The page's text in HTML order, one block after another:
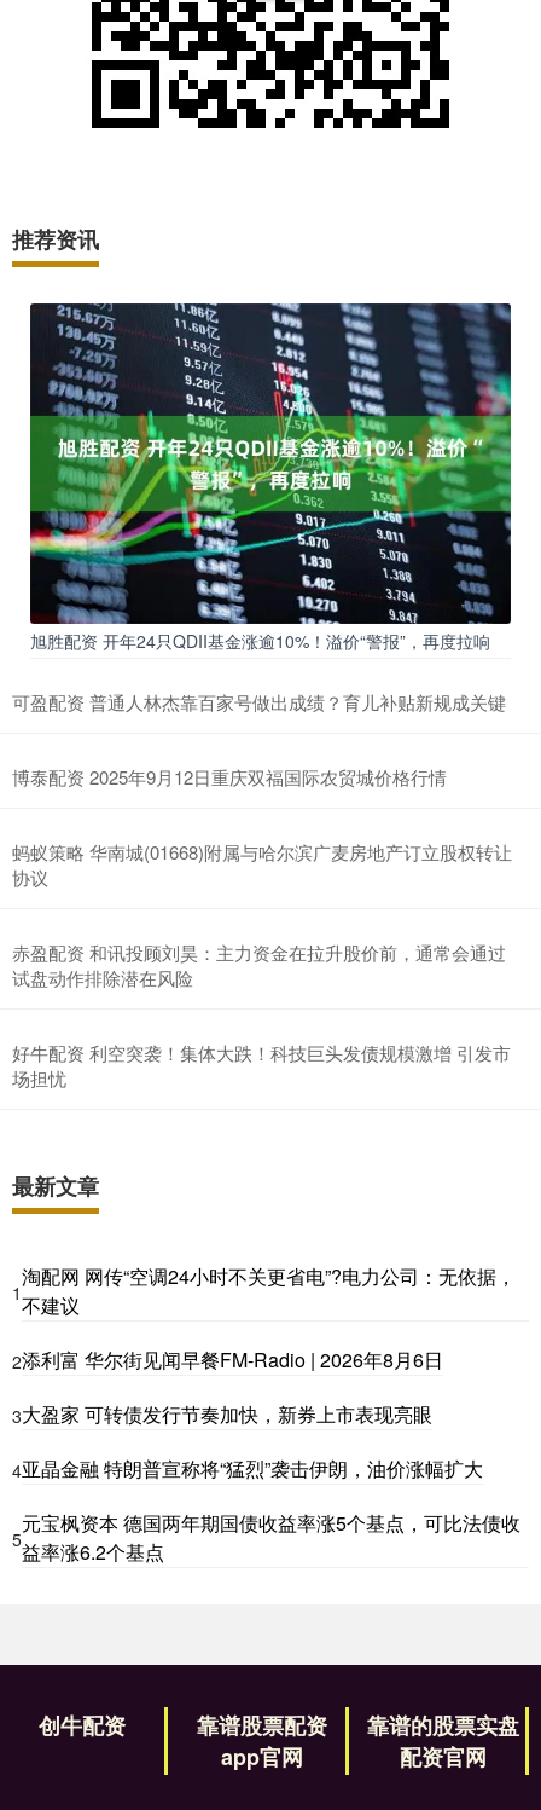
推荐资讯
旭胜配资 开年24只QDII基金涨逾10%！溢价“警报”，再度拉响
可盈配资 普通人林杰靠百家号做出成绩？育儿补贴新规成关键
博泰配资 2025年9月12日重庆双福国际农贸城价格行情
蚂蚁策略 华南城(01668)附属与哈尔滨广麦房地产订立股权转让
协议
赤盈配资 和讯投顾刘昊：主力资金在拉升股价前，通常会通过
试盘动作排除潜在风险
好牛配资 利空突袭！集体大跌！科技巨头发债规模激增 引发市
场担忧
最新文章
1
淘配网 网传“空调24小时不关更省电”?电力公司：无依据，
不建议
2添利富 华尔街见闻早餐FM-Radio | 2026年8月6日
3大盈家 可转债发行节奏加快，新券上市表现亮眼
4亚晶金融 特朗普宣称将“猛烈”袭击伊朗，油价涨幅扩大
5
元宝枫资本 德国两年期国债收益率涨5个基点，可比法债收
益率涨6.2个基点
创牛配资
靠谱股票配资
app官网
靠谱的股票实盘
配资官网